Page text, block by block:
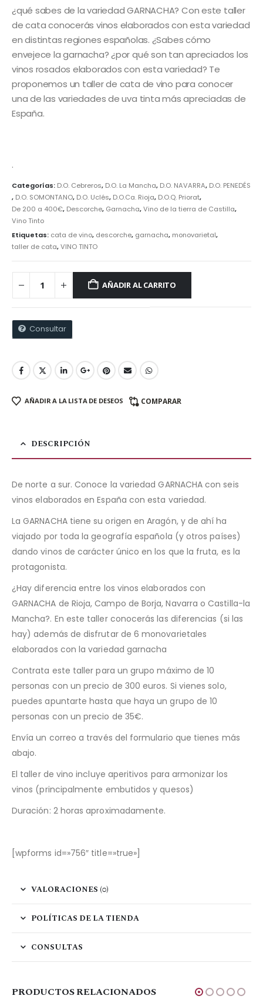
¿qué sabes de la variedad GARNACHA? Con este taller
de cata conocerás vinos elaborados con esta variedad
en distintas regiones españolas. ¿Sabes cómo
envejece la garnacha? ¿por qué son tan apreciados los
vinos rosados elaborados con esta variedad? Te
proponemos un taller de cata de vino para conocer
una de las variedades de uva tinta más apreciadas de
España.
.
Categorías: D.O. Cebreros, D.O. La Mancha, D.O. NAVARRA, D.O. PENEDÉS
, D.O. SOMONTANO, D.O. Uclés, D.O.Ca. Rioja, D.O.Q. Priorat,
De 200 a 400€, Descorche, Garnacha,Vino de la tierra de Castilla,
Vino Tinto
Etiquetas: cata de vino, descorche, garnacha, monovarietal,
taller de cata,VINO TINTO
AÑADIR AL CARRITO
Consultar
AÑADIR A LA LISTA DE DESEOS COMPARAR
DESCRIPCIÓN
De norte a sur. Conoce la variedad GARNACHA con seis
vinos elaborados en España con esta variedad.
La GARNACHA tiene su origen en Aragón, y de ahí ha
viajado por toda la geografía española (y otros países)
dando vinos de carácter único en los que la fruta, es la
protagonista.
¿Hay diferencia entre los vinos elaborados con
GARNACHA de Rioja, Campo de Borja, Navarra o Castilla-la
Mancha?. En este taller conocerás las diferencias (si las
hay) además de disfrutar de 6 monovarietales
elaborados con la variedad garnacha
Contrata este taller para un grupo máximo de 10
personas con un precio de 300 euros. Si vienes solo,
puedes apuntarte hasta que haya un grupo de 10
personas con un precio de 35€.
Envía un correo a través del formulario que tienes más
abajo.
El taller de vino incluye aperitivos para armonizar los
vinos (principalmente embutidos y quesos)
Duración: 2 horas aproximadamente.
[wpforms id=»756″ title=»true»]
VALORACIONES (0)
POLÍTICAS DE LA TIENDA
CONSULTAS
PRODUCTOS RELACIONADOS